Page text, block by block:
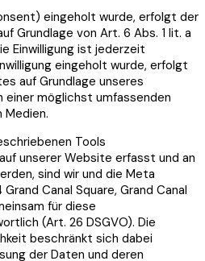
eingeholt wurde, erfolgt der
Grundlage von Art. 6 Abs. 1 lit. a
Einwilligung ist jederzeit
eingeholt wurde, erfolgt
auf Grundlage unseres
möglichst umfassenden
Medien.
Tools
unserer Website erfasst und an
sind wir und die Meta
Canal Square, Grand Canal
für diese
(Art. 26 DSGVO). Die
beschränkt sich dabei
der Daten und deren